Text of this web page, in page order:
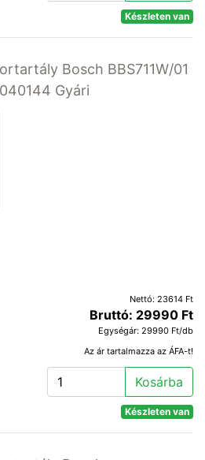
Készleten van
Bosch BBS711W/01
Gyári
Nettó: 23614 Ft
Bruttó: 29990 Ft
Egységár: 29990 Ft/db
Az ár tartalmazza az ÁFA-t!
Kosárba
Készleten van